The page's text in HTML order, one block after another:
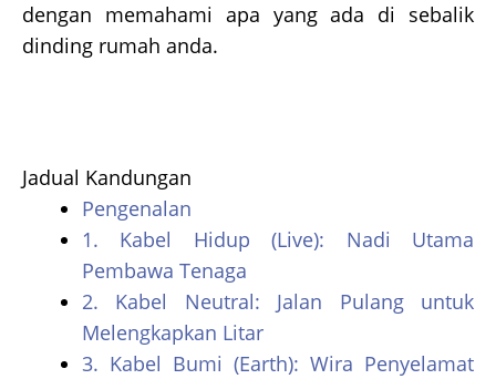
dengan memahami apa yang ada di sebalik
dinding rumah anda.
Jadual Kandungan
Pengenalan
1. Kabel Hidup (Live): Nadi Utama
Pembawa Tenaga
2. Kabel Neutral: Jalan Pulang untuk
Melengkapkan Litar
3. Kabel Bumi (Earth): Wira Penyelamat